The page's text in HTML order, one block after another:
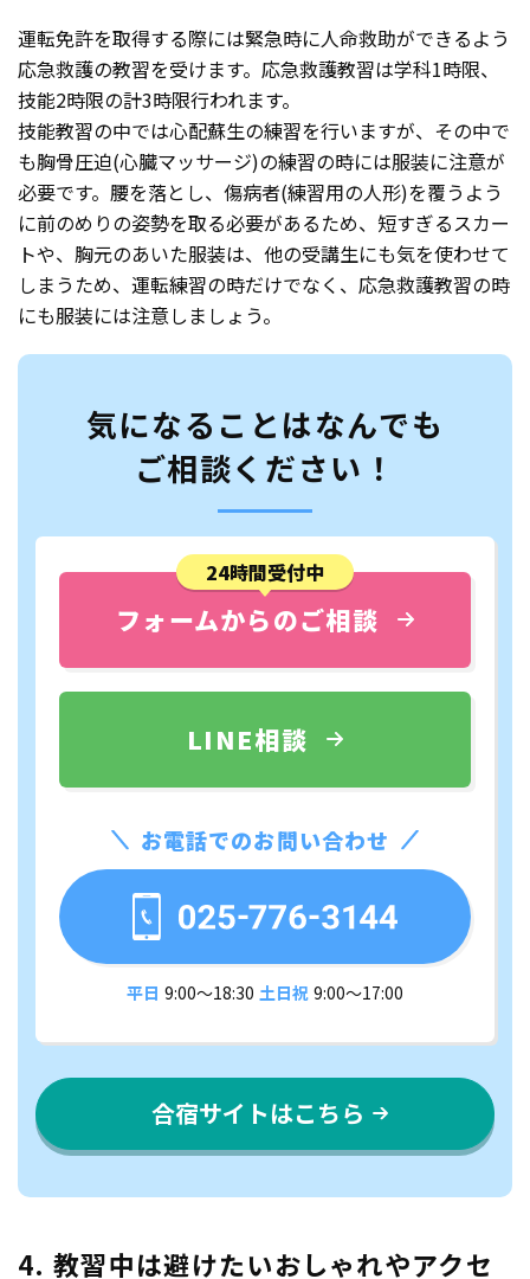
運転免許を取得する際には緊急時に人命救助ができるよう
応急救護の教習を受けます。応急救護教習は学科1時限、
技能2時限の計3時限行われます。
技能教習の中では心配蘇生の練習を行いますが、その中で
も胸骨圧迫(心臓マッサージ)の練習の時には服装に注意が
必要です。腰を落とし、傷病者(練習用の人形)を覆うよう
に前のめりの姿勢を取る必要があるため、短すぎるスカー
トや、胸元のあいた服装は、他の受講生にも気を使わせて
しまうため、運転練習の時だけでなく、応急救護教習の時
にも服装には注意しましょう。
気になることはなんでも
ご相談ください！
24時間受付中
フォームからのご相談
LINE相談
お電話でのお問い合わせ
平日 9:00〜18:30 土日祝 9:00〜17:00
合宿サイトはこちら
4. 教習中は避けたいおしゃれやアクセ